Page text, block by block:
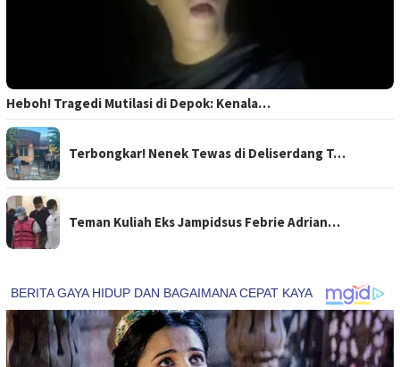
Heboh! Tragedi Mutilasi di Depok: Kenala…
Terbongkar! Nenek Tewas di Deliserdang T…
Teman Kuliah Eks Jampidsus Febrie Adrian…